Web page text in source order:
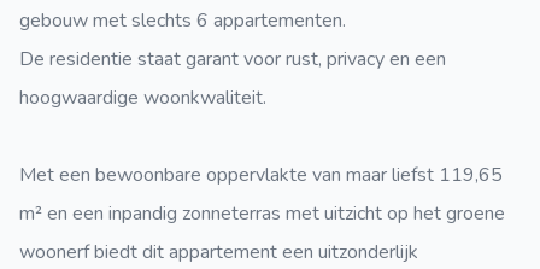
gebouw met slechts 6 appartementen.
De residentie staat garant voor rust, privacy en een
hoogwaardige woonkwaliteit.
Met een bewoonbare oppervlakte van maar liefst 119,65
m² en een inpandig zonneterras met uitzicht op het groene
woonerf biedt dit appartement een uitzonderlijk